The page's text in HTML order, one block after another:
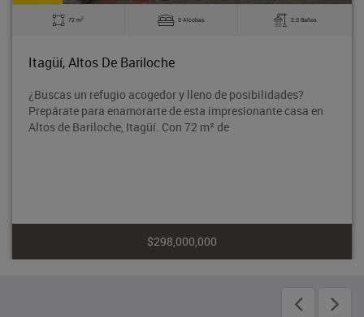
72 m2 3 Alcobas 2.0 Baños
Itagüí, Altos De Bariloche
¿Buscas un refugio acogedor y lleno de posibilidades?
Prepárate para enamorarte de esta impresionante casa en
Altos de Bariloche, Itagüí. Con 72 m² de
$298,000,000